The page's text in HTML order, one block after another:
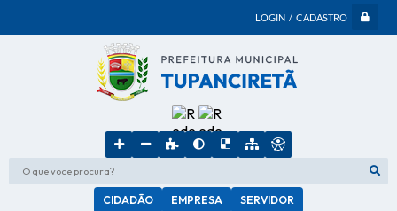
LOGIN / CADASTRO
O que voce procura?
CIDADÃO EMPRESA SERVIDOR